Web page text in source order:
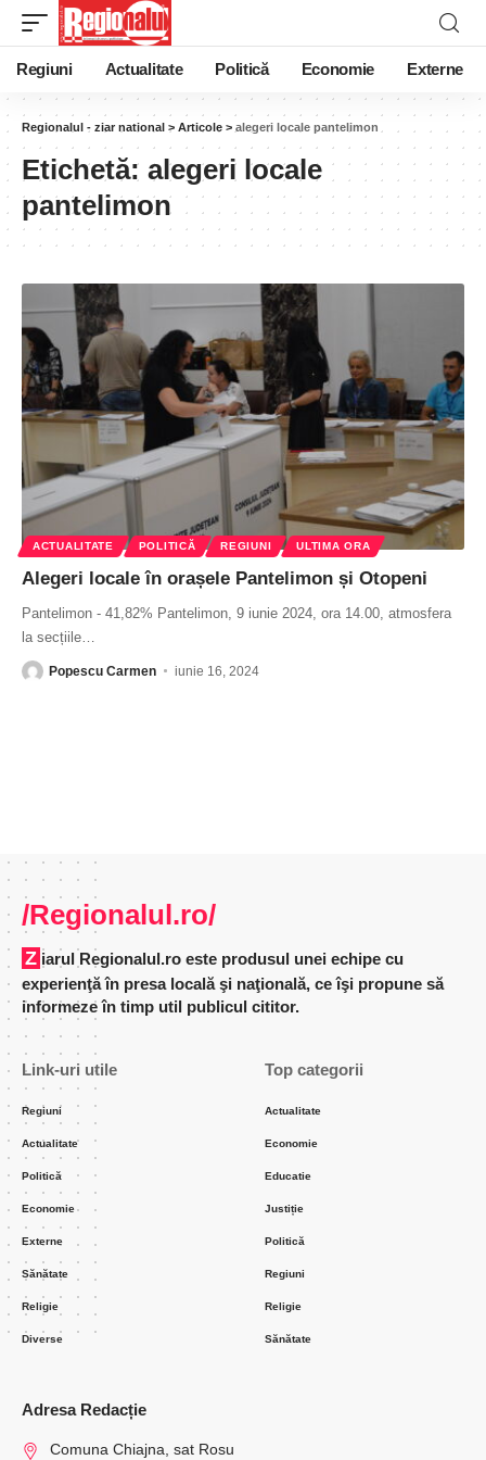
Regiuni Actualitate Politică Economie Externe
Regionalul - ziar national > Articole > alegeri locale pantelimon
Etichetă: alegeri locale
pantelimon
ACTUALITATE POLITICĂ REGIUNI ULTIMA ORA
Alegeri locale în orașele Pantelimon și Otopeni
Pantelimon - 41,82% Pantelimon, 9 iunie 2024, ora 14.00, atmosfera
la secțiile
Popescu Carmen iunie 16, 2024
/Regionalul.ro/
Ziarul Regionalul.ro este produsul unei echipe cu
experienţă în presa locală şi naţională, ce îşi propune să
informeze în timp util publicul cititor.
Link-uri utile
Regiuni
Actualitate
Politică
Economie
Externe
Sănătate
Religie
Diverse
Top categorii
Actualitate
Economie
Educatie
Justiție
Politică
Regiuni
Religie
Sănătate
Adresa Redacție
Comuna Chiajna, sat Rosu